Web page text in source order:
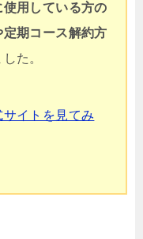
使用している方の
期コース解約方
た。
サイトを見てみ